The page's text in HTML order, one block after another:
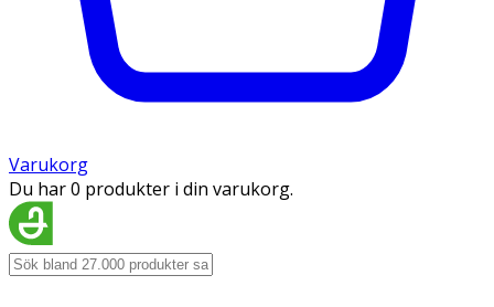
Varukorg
Du har 0 produkter i din varukorg.